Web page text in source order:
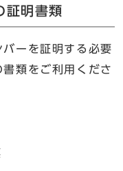
証明書類
ーを証明する必要
類をご利用くださ